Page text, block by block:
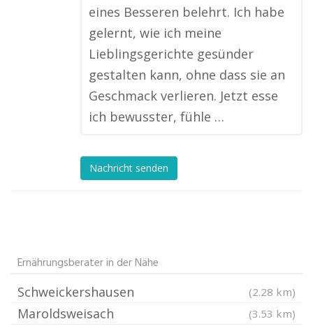
eines Besseren belehrt. Ich habe
gelernt, wie ich meine
Lieblingsgerichte gesünder
gestalten kann, ohne dass sie an
Geschmack verlieren. Jetzt esse
ich bewusster, fühle …
Nachricht senden
Ernährungsberater in der Nähe
Schweickershausen (2.28 km)
Maroldsweisach (3.53 km)